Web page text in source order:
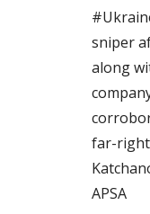
Medien
Politik
sniper
along
far-
APSA